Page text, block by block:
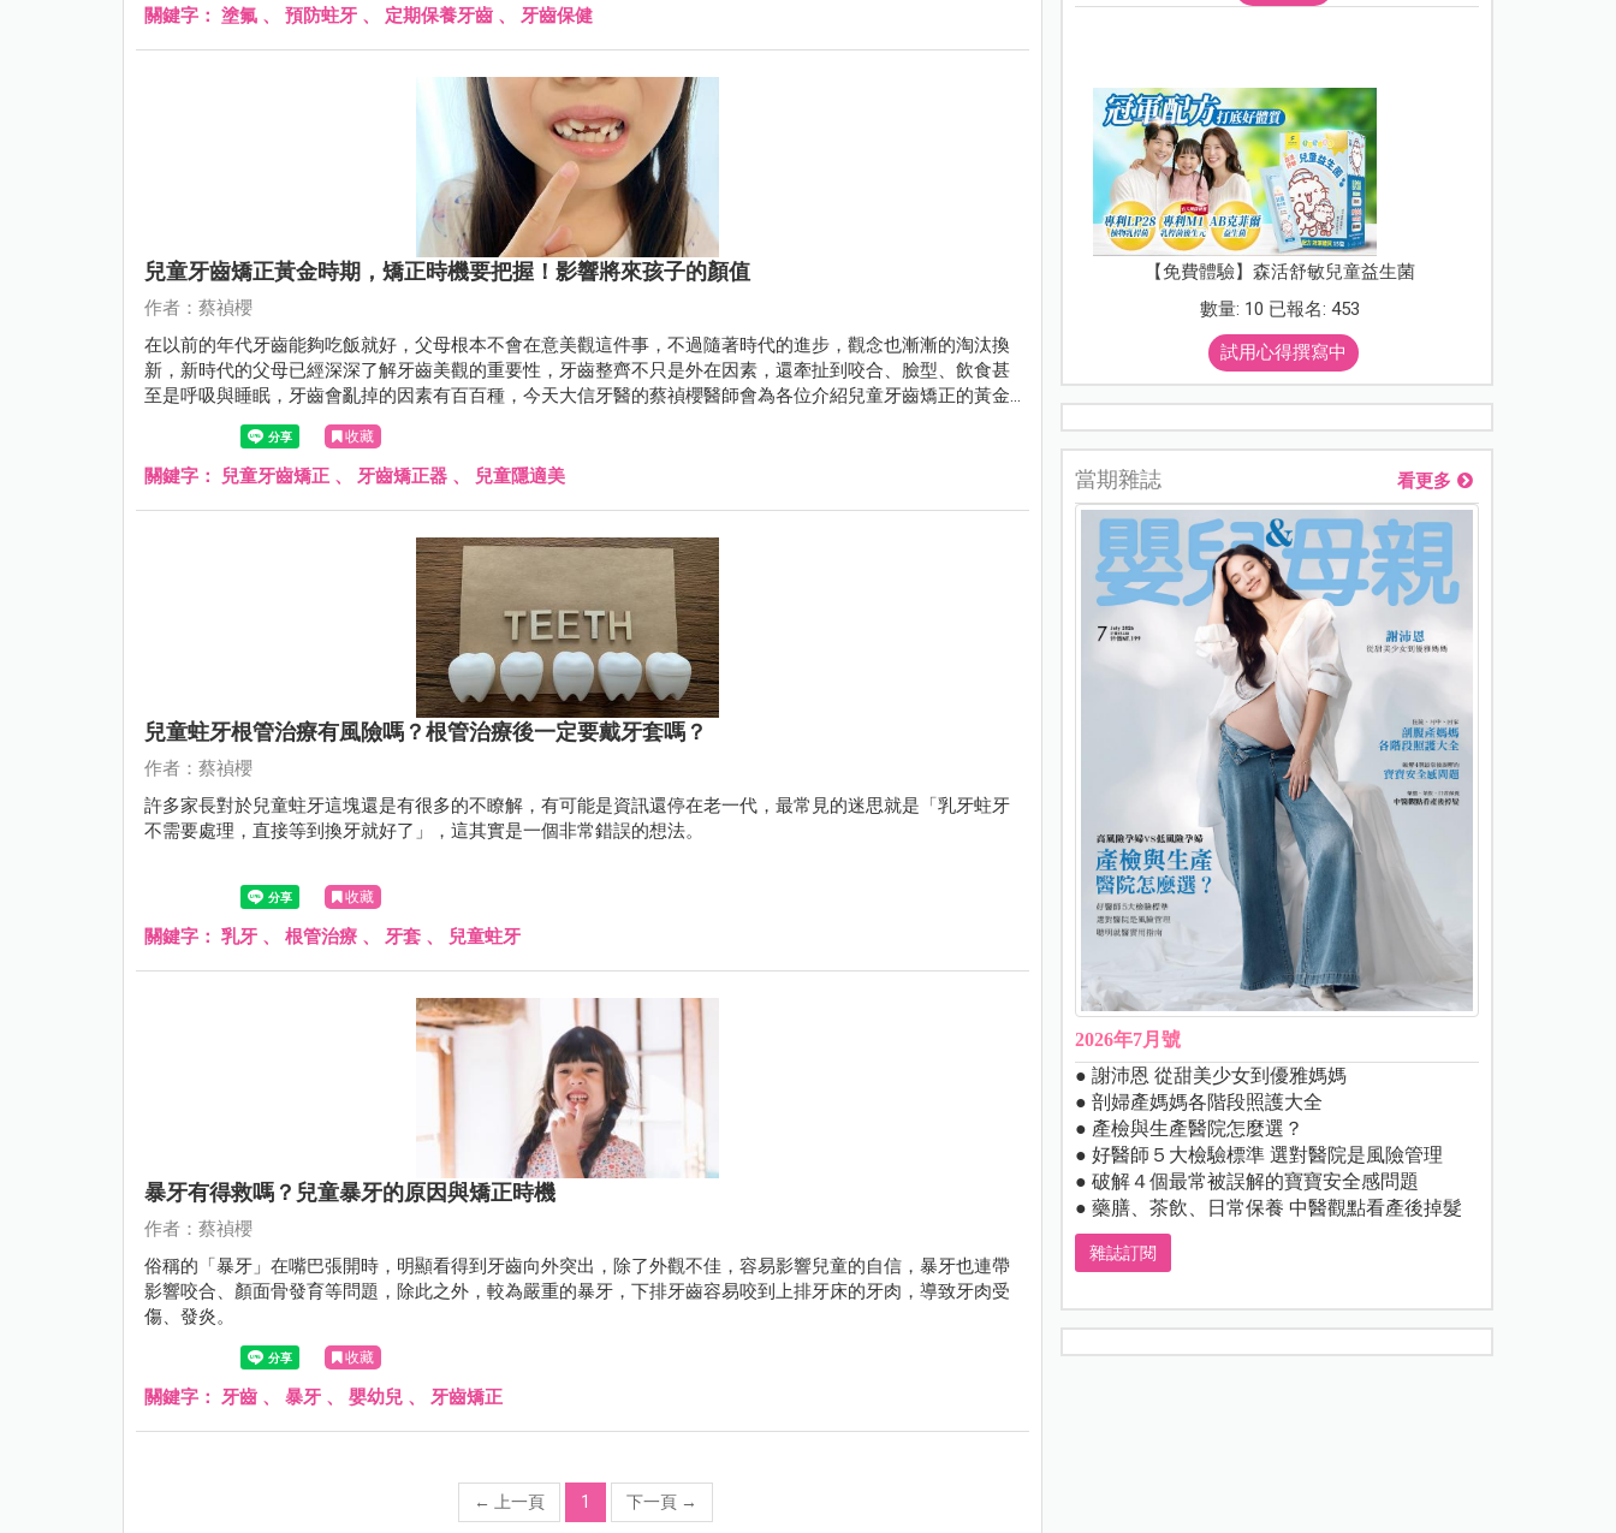
關鍵字： 塗氟 、 預防蛀牙 、 定期保養牙齒 、 牙齒保健
兒童牙齒矯正黃金時期，矯正時機要把握！影響將來孩子的顏值
作者：蔡禎櫻
在以前的年代牙齒能夠吃飯就好，父母根本不會在意美觀這件事，不過隨著時代的進步，觀念也漸漸的淘汰換
新，新時代的父母已經深深了解牙齒美觀的重要性，牙齒整齊不只是外在因素，還牽扯到咬合、臉型、飲食甚
至是呼吸與睡眠，牙齒會亂掉的因素有百百種，今天大信牙醫的蔡禎櫻醫師會為各位介紹兒童牙齒矯正的黃金
收藏
關鍵字： 兒童牙齒矯正 、 牙齒矯正器 、 兒童隱適美
兒童蛀牙根管治療有風險嗎？根管治療後一定要戴牙套嗎？
作者：蔡禎櫻
許多家長對於兒童蛀牙這塊還是有很多的不瞭解，有可能是資訊還停在老一代，最常見的迷思就是「乳牙蛀牙
不需要處理，直接等到換牙就好了」，這其實是一個非常錯誤的想法。
收藏
關鍵字： 乳牙 、 根管治療 、 牙套 、 兒童蛀牙
暴牙有得救嗎？兒童暴牙的原因與矯正時機
作者：蔡禎櫻
俗稱的「暴牙」在嘴巴張開時，明顯看得到牙齒向外突出，除了外觀不佳，容易影響兒童的自信，暴牙也連帶
影響咬合、顏面骨發育等問題，除此之外，較為嚴重的暴牙，下排牙齒容易咬到上排牙床的牙肉，導致牙肉受
傷、發炎。
收藏
關鍵字： 牙齒 、 暴牙 、 嬰幼兒 、 牙齒矯正
← 上一頁 1 下一頁 →
【免費體驗】森活舒敏兒童益生菌
數量: 10 已報名: 453
試用心得撰寫中
當期雜誌 看更多
2026年7月號
● 謝沛恩 從甜美少女到優雅媽媽
● 剖婦產媽媽各階段照護大全
● 產檢與生產醫院怎麼選？
● 好醫師５大檢驗標準 選對醫院是風險管理
● 破解４個最常被誤解的寶寶安全感問題
● 藥膳、茶飲、日常保養 中醫觀點看產後掉髮
雜誌訂閱